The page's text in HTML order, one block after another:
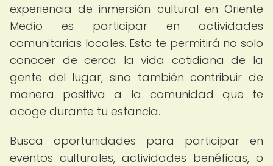
experiencia de inmersión cultural en Oriente
Medio es participar en actividades
comunitarias locales. Esto te permitirá no solo
conocer de cerca la vida cotidiana de la
gente del lugar, sino también contribuir de
manera positiva a la comunidad que te
acoge durante tu estancia.
Busca oportunidades para participar en
eventos culturales, actividades benéficas, o